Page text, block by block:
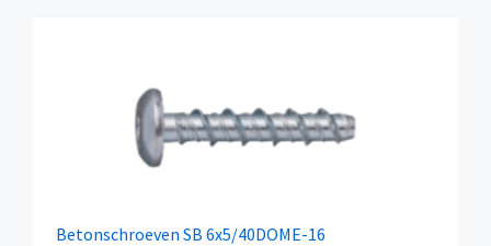
Betonschroeven SB 6x5/40DOME-16